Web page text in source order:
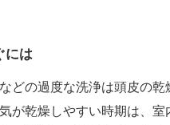
には
どの過度な洗浄は頭皮の
が乾燥しやすい時期は、